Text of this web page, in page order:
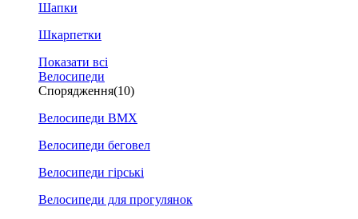
Шапки
Шкарпетки
Показати всі
Велосипеди
Спорядження(10)
Велосипеди BMX
Велосипеди беговел
Велосипеди гірські
Велосипеди для прогулянок